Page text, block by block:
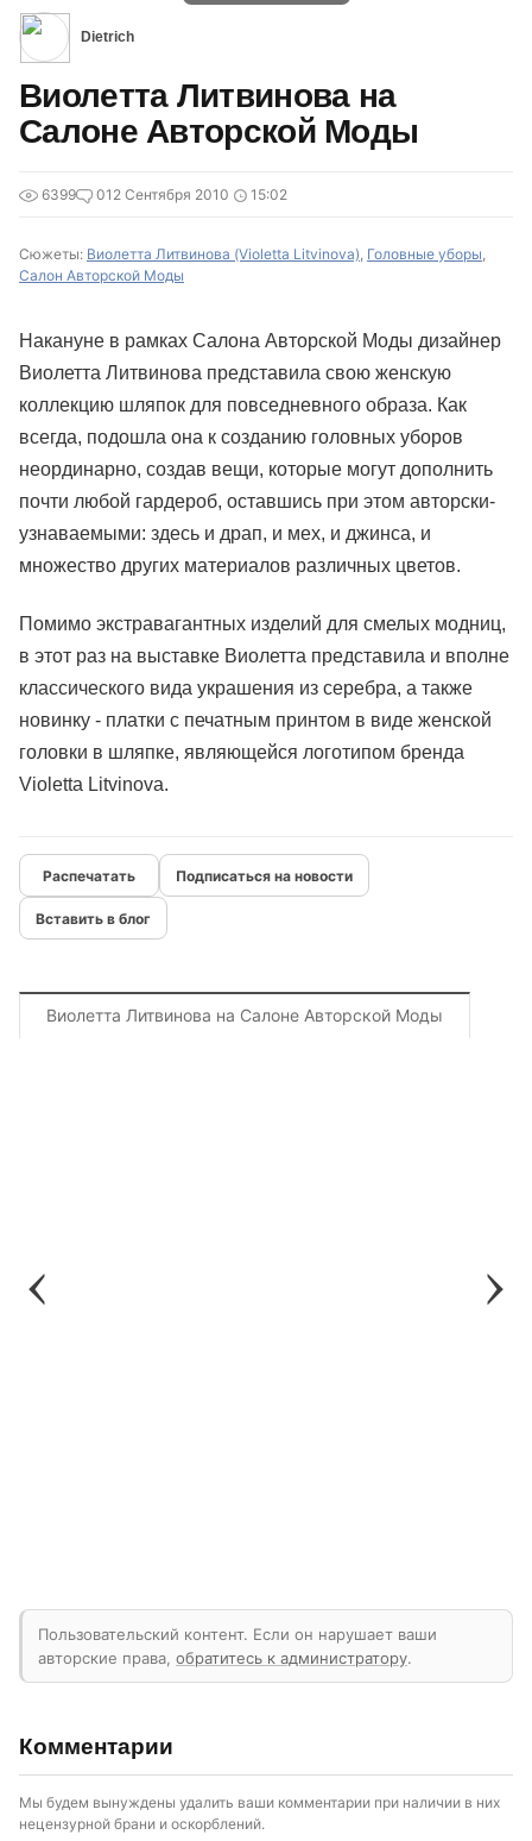
Dietrich
Виолетта Литвинова на
Салоне Авторской Моды
6399 012 Сентября 2010 15:02
Сюжеты: Виолетта Литвинова (Violetta Litvinova), Головные уборы,
Салон Авторской Моды
Накануне в рамках Салона Авторской Моды дизайнер
Виолетта Литвинова представила свою женскую
коллекцию шляпок для повседневного образа. Как
всегда, подошла она к созданию головных уборов
неординарно, создав вещи, которые могут дополнить
почти любой гардероб, оставшись при этом авторски-
узнаваемыми: здесь и драп, и мех, и джинса, и
множество других материалов различных цветов.
Помимо экстравагантных изделий для смелых модниц,
в этот раз на выставке Виолетта представила и вполне
классического вида украшения из серебра, а также
новинку - платки с печатным принтом в виде женской
головки в шляпке, являющейся логотипом бренда
Violetta Litvinova.
Подписаться на новости
Вставить в блог
Виолетта Литвинова на Салоне Авторской Моды
Пользовательский контент. Если он нарушает ваши
авторские права, обратитесь к администратору.
Комментарии
Мы будем вынуждены удалить ваши комментарии при наличии в них
нецензурной брани и оскорблений.